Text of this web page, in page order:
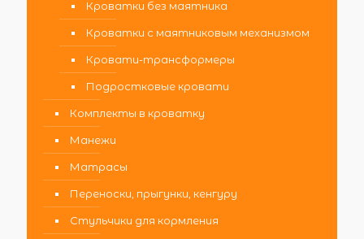
Кроватки без маятника
Кроватки с маятниковым механизмом
Кровати-трансформеры
Подростковые кровати
Комплекты в кроватку
Манежи
Матрасы
Переноски, прыгунки, кенгуру
Стульчики для кормления